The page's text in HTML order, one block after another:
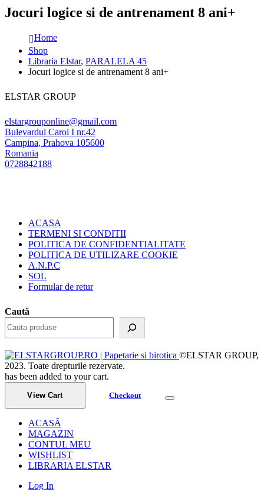
Jocuri logice si de antrenament 8 ani+
Home
Shop
Libraria Elstar, PARALELA 45
Jocuri logice si de antrenament 8 ani+
ELSTAR GROUP
elstargrouponline@gmail.com
Bulevardul Carol I nr.42
Campina, Prahova 105600
Romania
0728842188
ACASA
TERMENI SI CONDITII
POLITICA DE CONFIDENTIALITATE
POLITICA DE UTILIZARE COOKIE
A.N.P.C
SOL
Formular de retur
Caută
©ELSTAR GROUP,
2023. Toate drepturile rezervate.
has been added to your cart.
View Cart Checkout
ACASĂ
MAGAZIN
CONTUL MEU
WISHLIST
LIBRARIA ELSTAR
Log In